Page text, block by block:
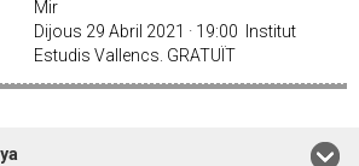
Mir
Dijous 29 Abril 2021 · 19:00 Institut
Estudis Vallencs. GRATUÏT